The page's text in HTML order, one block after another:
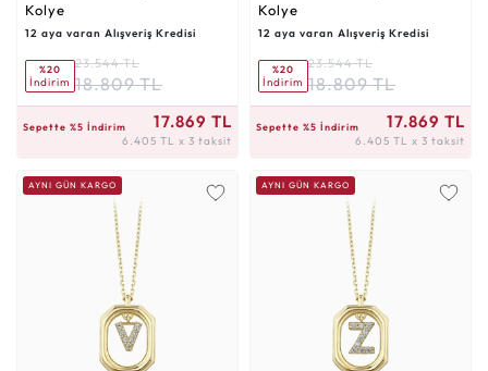
Kolye
12 aya varan Alışveriş Kredisi
%20
İndirim
23.544 TL
18.809 TL
Sepette %5 İndirim 17.869 TL
6.405 TL x 3 taksit
Kolye
12 aya varan Alışveriş Kredisi
%20
İndirim
23.544 TL
18.809 TL
Sepette %5 İndirim 17.869 TL
6.405 TL x 3 taksit
AYNI GÜN KARGO AYNI GÜN KARGO